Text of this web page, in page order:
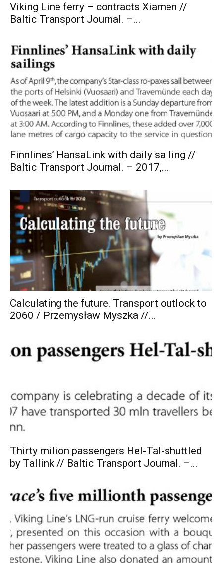
Viking Line ferry – contracts Xiamen //
Baltic Transport Journal. –...
Finnlines’ HansaLink with daily sailing //
Baltic Transport Journal. – 2017,...
Calculating the future. Transport outlock to
2060 / Przemysław Myszka //...
Thirty milion passengers Hel-Tal-shuttled
by Tallink // Baltic Transport Journal. –...